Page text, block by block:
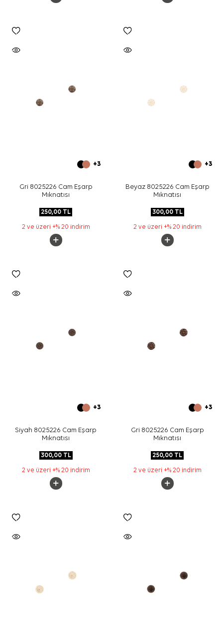
+3
Gri 8025226 Cam Eşarp
Mıknatısı
250,00 TL
2 ve üzeri +% 20 indirim
+3
Beyaz 8025226 Cam Eşarp
Mıknatısı
300,00TL
2 ve üzeri +% 20 indirim
+3
Siyah 8025226 Cam Eşarp
Mıknatısı
300,00TL
2 ve üzeri +% 20 indirim
+3
Gri 8025226 Cam Eşarp
Mıknatısı
250,00 TL
2 ve üzeri +% 20 indirim